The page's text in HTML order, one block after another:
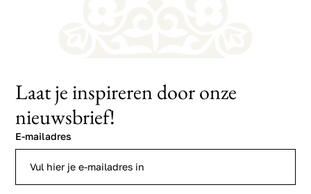
Laat je inspireren door onze
nieuwsbrief!
E-mailadres